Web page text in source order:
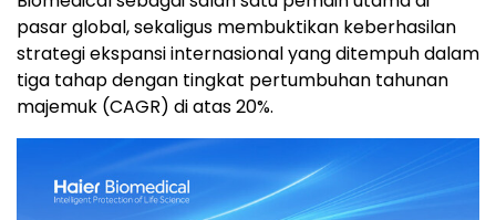
pasar global, sekaligus membuktikan keberhasilan
strategi ekspansi internasional yang ditempuh dalam
tiga tahap dengan tingkat pertumbuhan tahunan
majemuk (CAGR) di atas 20%.